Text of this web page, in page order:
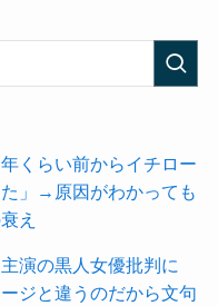
くらい前からイチロー
」→原因がわかっても
え
演の黒人女優批判に
ジと違うのだから文句